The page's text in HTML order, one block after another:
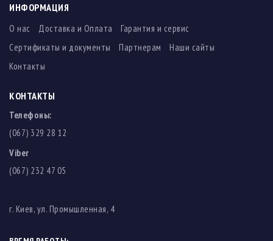
ИНФОРМАЦИЯ
О нас Доставка и Оплата
Гарантия и сервис
Сертификаты и документы
Партнерам
Наши сайты
Контакты
КОНТАКТЫ
Телефоны:
(067) 329 28 12
Viber
(067) 232 47 05
г. Киев, ул. Промышленная, 4